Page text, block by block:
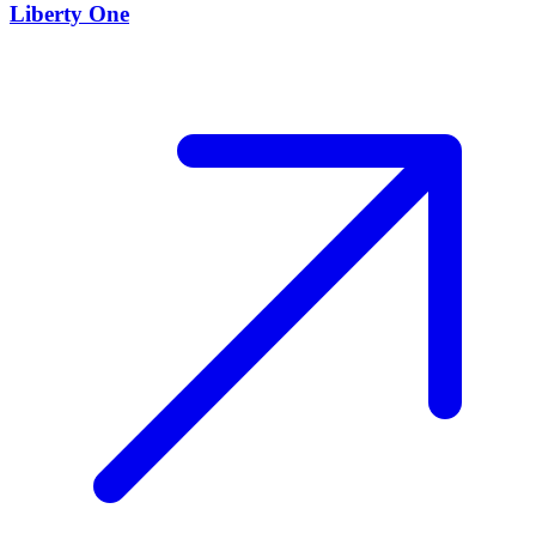
Liberty One